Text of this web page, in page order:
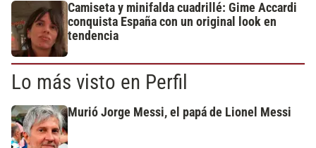
Camiseta y minifalda cuadrillé: Gime Accardi
conquista España con un original look en
tendencia
Lo más visto en Perfil
Murió Jorge Messi, el papá de Lionel Messi